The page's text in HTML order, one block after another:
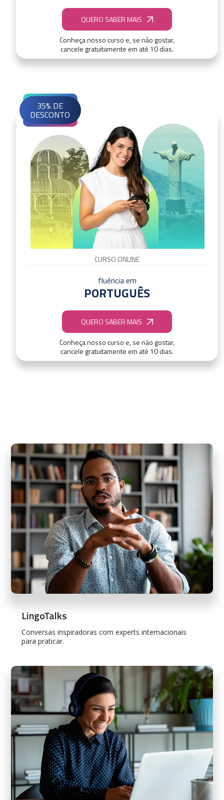
QUERO SABER MAIS
Conheça nosso curso e, se não gostar,
cancele gratuitamente em até 10 dias.
CURSO ONLINE
fluência em
PORTUGUÊS
QUERO SABER MAIS
Conheça nosso curso e, se não gostar,
cancele gratuitamente em até 10 dias.
35% DE
DESCONTO
LingoTalks
Conversas inspiradoras com experts internacionais
para praticar.